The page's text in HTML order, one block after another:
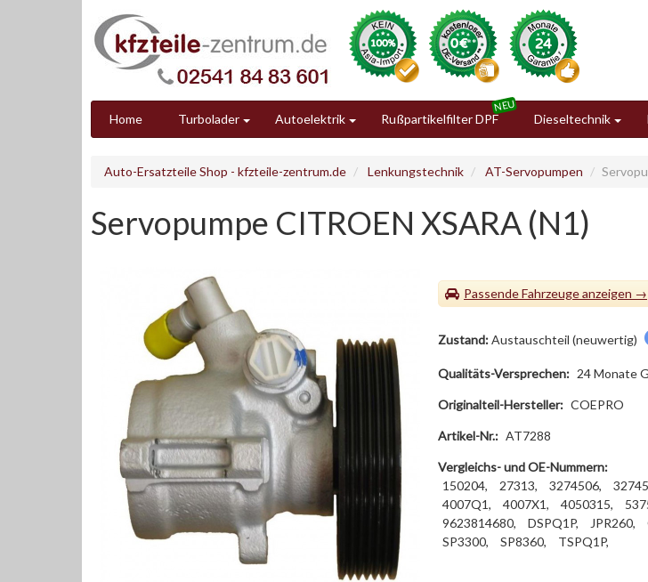
Home Turbolader Autoelektrik Rußpartikelfilter DPF Dieseltechnik
Auto-Ersatzteile Shop - kfzteile-zentrum.de Lenkungstechnik AT-Servopumpen
Servopumpe CITROEN XSARA (N1)
Passende Fahrzeuge
Zustand:Austauschteil (neuwertig)
Qualitäts-Versprechen: 24 Monate
Originalteil-Hersteller: COEPRO
Artikel-Nr.: AT7288
Vergleichs- und OE-Nummern:
150204,
27313, 3274506,
4007Q1,
4007X1, 4050315,
9623814680,
DSPQ1P, JPR260,
SP3300,
SP8360, TSPQ1P,